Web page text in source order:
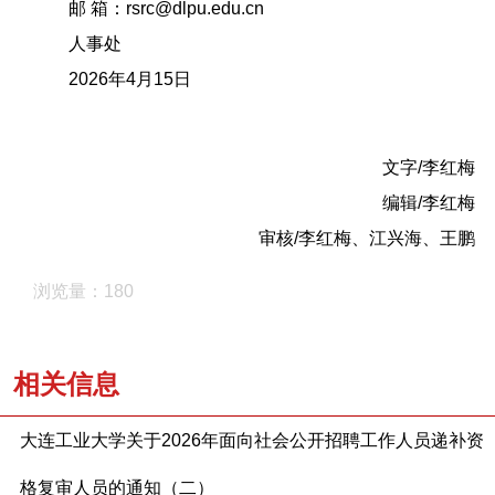
邮 箱： rsrc@dlpu.edu.cn
人事处
2026年4月15日
文字/李红梅
编辑/李红梅
审核/李红梅、江兴海、王鹏
浏览量：180
相关信息
大连工业大学关于2026年面向社会公开招聘工作人员递补资
格复审人员的通知（二）